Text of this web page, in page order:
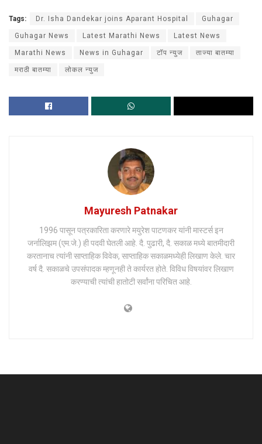
Tags: Dr. Isha Dandekar joins Aparant Hospital Guhagar
Guhagar News Latest Marathi News Latest News
Marathi News News in Guhagar टॉप न्युज ताज्या बातम्या
मराठी बातम्या लोकल न्युज
Mayuresh Patnakar
1996 पासून पत्रकारिता करणारे मयुरेश पाटणकर यांनी मास्टर्स इन
जर्नालिझम (एम.जे.) ही पदवी घेतली आहे. दै. पुढारी, दै. सकाळ मध्ये बातमीदारी
करतानाच त्यांनी साप्ताहिक विवेक, साप्ताहिक सकाळमध्येही लिखाण केले. चार
वर्ष दै. सकाळचे उपसंपादक म्हणूनही ते कार्यरत होते. विविध विषयांवर लिखाण
करण्याची त्यांची हातोटी सर्वांना परिचित आहे.